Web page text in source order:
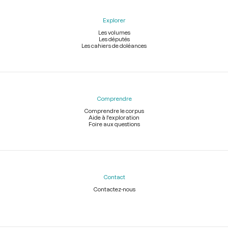
Explorer
Les volumes
Les députés
Les cahiers de doléances
Comprendre
Comprendre le corpus
Aide à l'exploration
Foire aux questions
Contact
Contactez-nous
Légal